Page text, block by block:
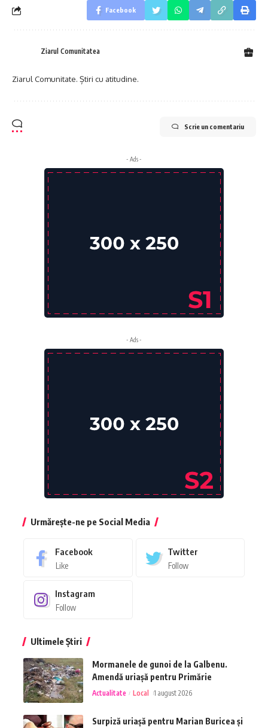
Facebook
Ziarul Comunitatea
Ziarul Comunitate. Știri cu atitudine.
Scrie un comentariu
- Ads -
- Ads -
Urmărește-ne pe Social Media
Facebook
Like
Twitter
Follow
Instagram
Follow
Ultimele Știri
Mormanele de gunoi de la Galbenu.
Amendă uriașă pentru Primărie
Actualitate Local 1 august 2026
Surpiză uriașă pentru Marian Buricea și